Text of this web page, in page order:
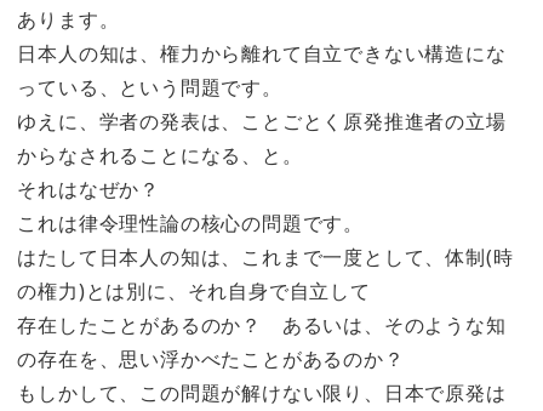
あります。
日本人の知は、権力から離れて自立できない構造にな
っている、という問題です。
ゆえに、学者の発表は、ことごとく原発推進者の立場
からなされることになる、と。
それはなぜか？
これは律令理性論の核心の問題です。
はたして日本人の知は、これまで一度として、体制(時
の権力)とは別に、それ自身で自立して
存在したことがあるのか？ あるいは、そのような知
の存在を、思い浮かべたことがあるのか？
もしかして、この問題が解けない限り、日本で原発は